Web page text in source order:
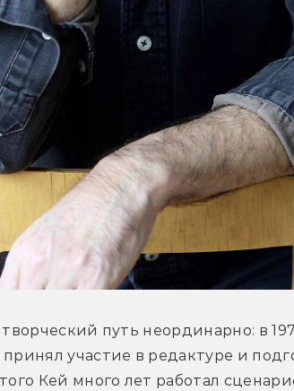
путь неординарно: в
участие в редактуре и
Кей много лет работал